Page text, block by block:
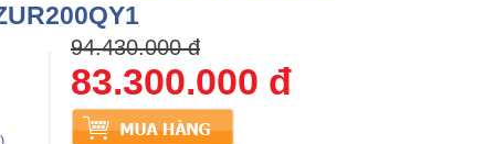
94.430.000 đ
83.300.000 đ